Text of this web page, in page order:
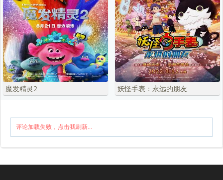
魔发精灵2 妖怪手表：永远的朋友
评论加载失败，点击我刷新...